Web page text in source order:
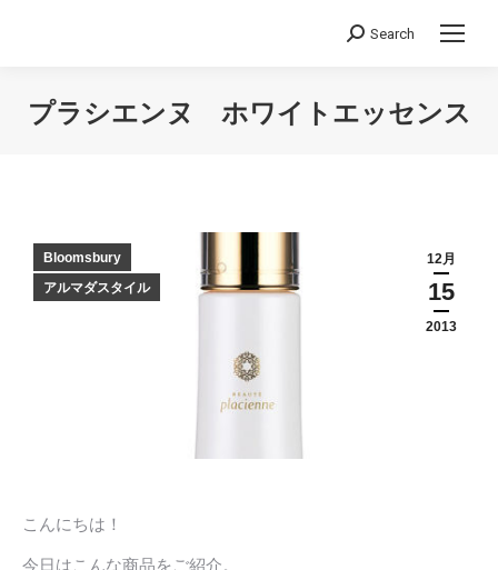
Search:
Search
プラシエンヌ ホワイトエッセンス
12月
15
2013
Bloomsbury
アルマダスタイル
こんにちは！
今日はこんな商品をご紹介。